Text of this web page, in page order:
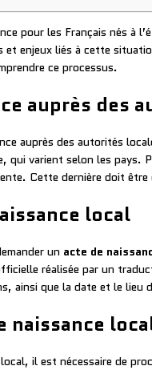
pour les Français nés
enjeux liés à cette
ce processus.
auprès des
auprès des autorités
qui varient selon les pays.
Cette dernière doit
local
un acte de
réalisée par un
ainsi que la date et le lieu
naissance
il est nécessaire de